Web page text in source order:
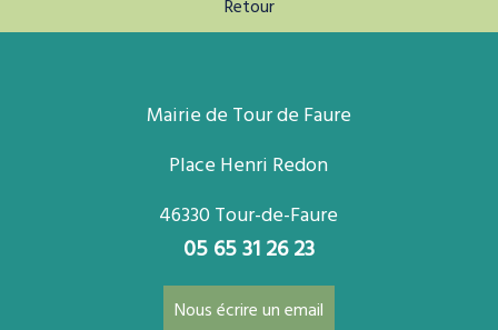
Retour
Mairie de Tour de Faure
Place Henri Redon
46330 Tour-de-Faure
05 65 31 26 23
Nous écrire un email